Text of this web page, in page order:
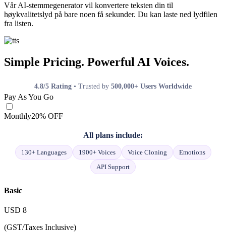
Vår AI-stemmegenerator vil konvertere teksten din til
høykvalitetslyd på bare noen få sekunder. Du kan laste ned lydfilen
fra listen.
Simple Pricing. Powerful AI Voices.
4.8/5 Rating • Trusted by 500,000+ Users Worldwide
Pay As You Go
Monthly20% OFF
All plans include:
130+ Languages 1900+ Voices Voice Cloning
Emotions
API Support
Basic
USD 8
(GST/Taxes Inclusive)